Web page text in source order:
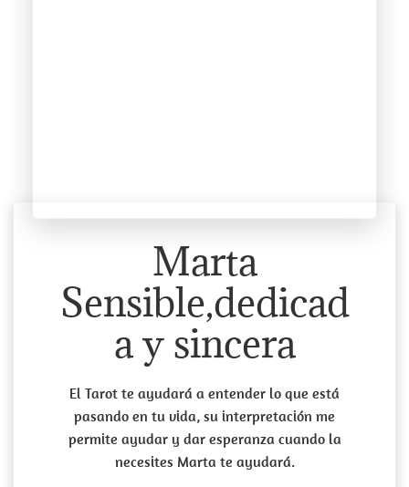
Marta
Sensible,dedicad
a y sincera
El Tarot te ayudará a entender lo que está
pasando en tu vida, su interpretación me
permite ayudar y dar esperanza cuando la
necesites Marta te ayudará.